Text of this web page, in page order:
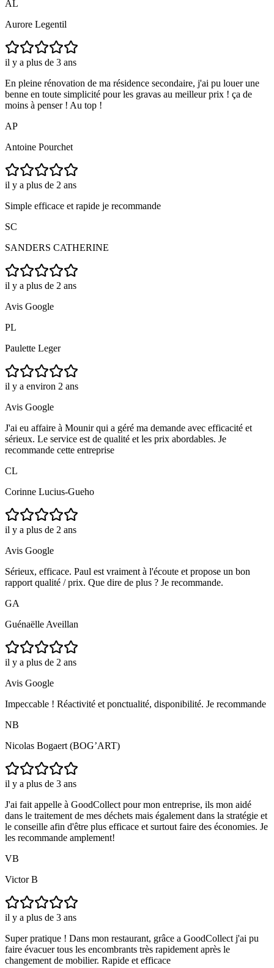
AL
Aurore Legentil
il y a plus de 3 ans
En pleine rénovation de ma résidence secondaire, j'ai pu louer une
benne en toute simplicité pour les gravas au meilleur prix ! ça de
moins à penser ! Au top !
AP
Antoine Pourchet
il y a plus de 2 ans
Simple efficace et rapide je recommande
SC
SANDERS CATHERINE
il y a plus de 2 ans
Avis Google
PL
Paulette Leger
il y a environ 2 ans
Avis Google
J'ai eu affaire à Mounir qui a géré ma demande avec efficacité et
sérieux. Le service est de qualité et les prix abordables. Je
recommande cette entreprise
CL
Corinne Lucius-Gueho
il y a plus de 2 ans
Avis Google
Sérieux, efficace. Paul est vraiment à l'écoute et propose un bon
rapport qualité / prix. Que dire de plus ? Je recommande.
GA
Guénaëlle Aveillan
il y a plus de 2 ans
Avis Google
Impeccable ! Réactivité et ponctualité, disponibilité. Je recommande
NB
Nicolas Bogaert (BOG’ART)
il y a plus de 3 ans
J'ai fait appelle à GoodCollect pour mon entreprise, ils mon aidé
dans le traitement de mes déchets mais également dans la stratégie et
le conseille afin d'être plus efficace et surtout faire des économies. Je
les recommande amplement!
VB
Victor B
il y a plus de 3 ans
Super pratique ! Dans mon restaurant, grâce a GoodCollect j'ai pu
faire évacuer tous les encombrants très rapidement après le
changement de mobilier. Rapide et efficace